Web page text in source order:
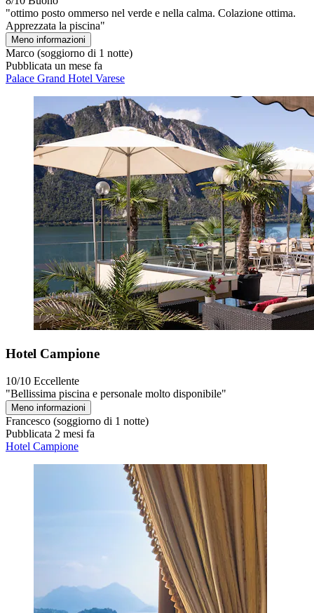
"ottimo posto ommerso nel verde e nella calma. Colazione ottima.
Apprezzata la piscina"
Meno informazioni
Marco (soggiorno di 1 notte)
Pubblicata un mese fa
Palace Grand Hotel Varese
Hotel Campione
10/10 Eccellente
"Bellissima piscina e personale molto disponibile"
Meno informazioni
Francesco (soggiorno di 1 notte)
Pubblicata 2 mesi fa
Hotel Campione